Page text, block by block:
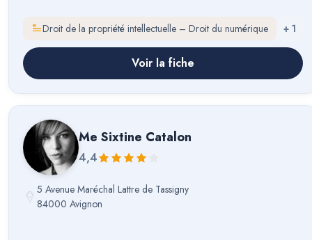
Droit de la propriété intellectuelle – Droit du numérique + 1
Voir la fiche
Me Sixtine Catalon
4,4
5 Avenue Maréchal Lattre de Tassigny
84000 Avignon